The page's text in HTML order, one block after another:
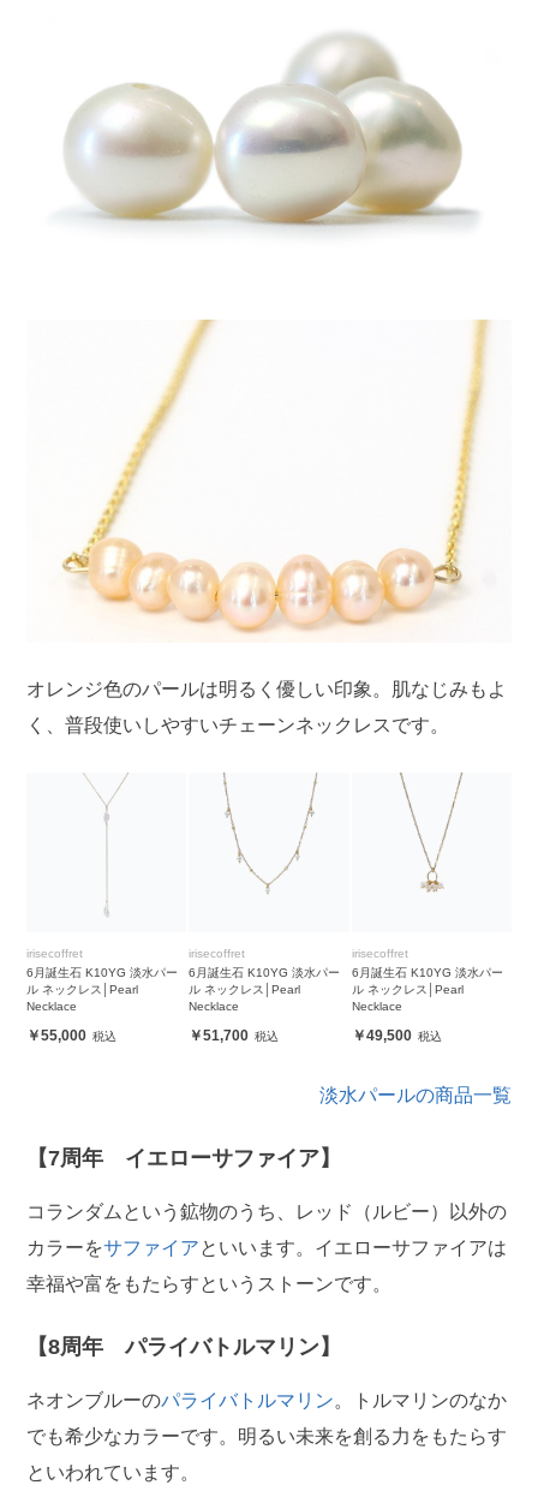
オレンジ色のパールは明るく優しい印象。肌なじみもよ
く、普段使いしやすいチェーンネックレスです。
irisecoffret
6月誕生石 K10YG 淡水パー
ル ネックレス│Pearl
Necklace
55,000
irisecoffret
6月誕生石 K10YG 淡水パー
ル ネックレス│Pearl
Necklace
51,700
irisecoffret
6月誕生石 K10YG 淡水パー
ル ネックレス│Pearl
Necklace
49,500
淡水パールの商品一覧
【7周年 イエローサファイア】
コランダムという鉱物のうち、レッド（ルビー）以外の
カラーをサファイアといいます。イエローサファイアは
幸福や富をもたらすというストーンです。
【8周年 パライバトルマリン】
ネオンブルーのパライバトルマリン。トルマリンのなか
でも希少なカラーです。明るい未来を創る力をもたらす
といわれています。